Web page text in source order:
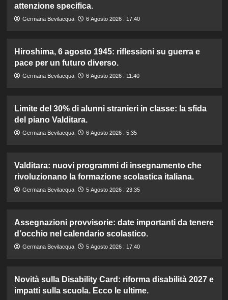
attenzione specifica.
Germana Bevilacqua 6 Agosto 2026 : 17:40
Hiroshima, 6 agosto 1945: riflessioni su guerra e
pace per un futuro diverso.
Germana Bevilacqua 6 Agosto 2026 : 11:40
Limite del 30% di alunni stranieri in classe: la sfida
del piano Valditara.
Germana Bevilacqua 6 Agosto 2026 : 5:35
Valditara: nuovi programmi di insegnamento che
rivoluzionano la formazione scolastica italiana.
Germana Bevilacqua 5 Agosto 2026 : 23:35
Assegnazioni provvisorie: date importanti da tenere
d’occhio nel calendario scolastico.
Germana Bevilacqua 5 Agosto 2026 : 17:40
Novità sulla Disability Card: riforma disabilità 2027 e
impatti sulla scuola. Ecco le ultime.